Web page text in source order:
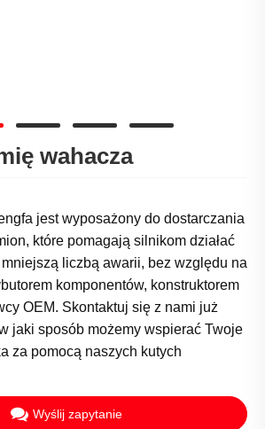
wahacza
jest wyposażony do dostarczania
które pomagają silnikom działać
mniejszą liczbą awarii, bez względu na
komponentów, konstruktorem
OEM. Skontaktuj się z nami już
jaki sposób możemy wspierać Twoje
za pomocą naszych kutych
Wyślij zapytanie